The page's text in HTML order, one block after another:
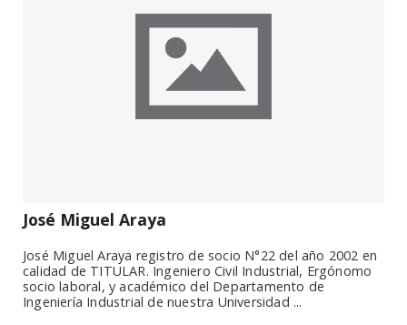
José Miguel Araya
José Miguel Araya registro de socio N°22 del año 2002 en
calidad de TITULAR. Ingeniero Civil Industrial, Ergónomo
socio laboral, y académico del Departamento de
Ingeniería Industrial de nuestra Universidad ...